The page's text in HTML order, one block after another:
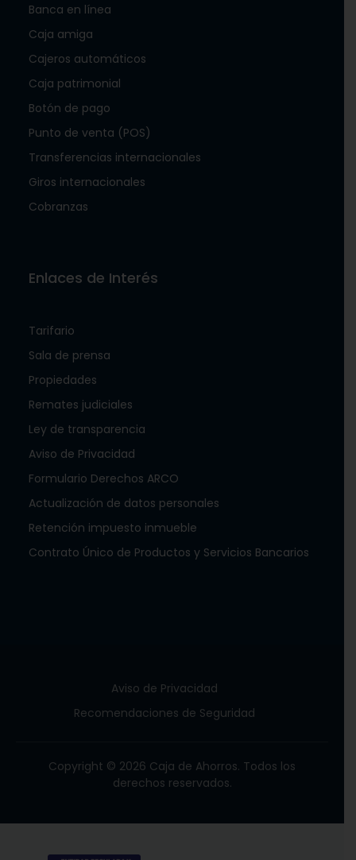
Banca en línea
Caja amiga
Cajeros automáticos
Caja patrimonial
Botón de pago
Punto de venta (POS)
Transferencias internacionales
Giros internacionales
Cobranzas
Enlaces de Interés
Tarifario
Sala de prensa
Propiedades
Remates judiciales
Ley de transparencia
Aviso de Privacidad
Formulario Derechos ARCO
Actualización de datos personales
Retención impuesto inmueble
Contrato Único de Productos y Servicios Bancarios
Aviso de Privacidad
Recomendaciones de Seguridad
Copyright © 2026 Caja de Ahorros. Todos los
derechos reservados.